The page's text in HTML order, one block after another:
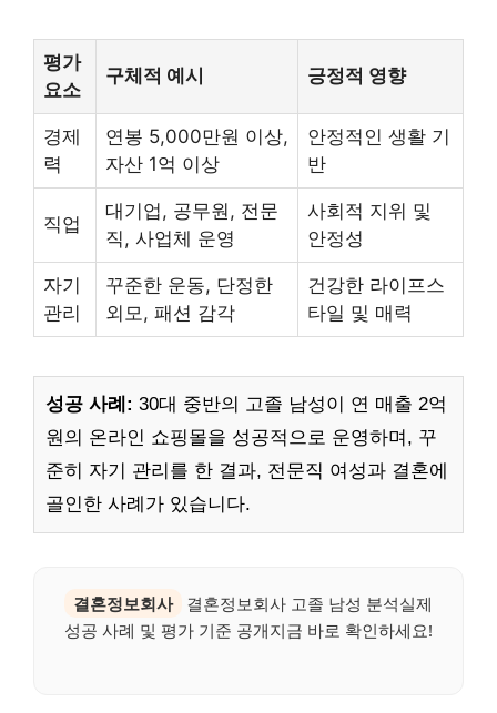
평가
요소
구체적 예시 긍정적 영향
경제
력
연봉 5,000만원 이상,
자산 1억 이상
안정적인 생활 기
반
직업
대기업, 공무원, 전문
직, 사업체 운영
사회적 지위 및
안정성
자기
관리
꾸준한 운동, 단정한
외모, 패션 감각
건강한 라이프스
타일 및 매력
성공 사례: 30대 중반의 고졸 남성이 연 매출 2억
원의 온라인 쇼핑몰을 성공적으로 운영하며, 꾸
준히 자기 관리를 한 결과, 전문직 여성과 결혼에
골인한 사례가 있습니다.
결혼정보회사
결혼정보회사 고졸 남성 분석실제
성공 사례 및 평가 기준 공개지금 바로 확인하세요!